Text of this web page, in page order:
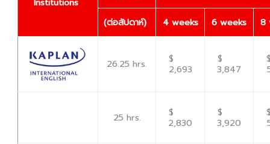
(ต่อสัปดาห์) 4 weeks 6 weeks 8
26.25 hrs.
$
2,693
$
3,847
25 hrs.
$
2,830
$
3,920